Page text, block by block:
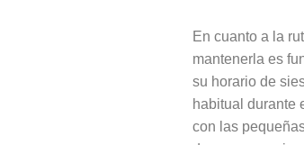
En cuanto a la
mantenerla es
su horario de
habitual durante
con las